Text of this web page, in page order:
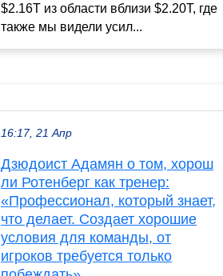
$2.16T из области вблизи $2.20T, где
также мы видели усил...
16:17, 21 Апр
Дзюдоист Адамян о том, хорош
ли Ротенберг как тренер:
«Профессионал, который знает,
что делает. Создает хорошие
условия для команды, от
игроков требуется только